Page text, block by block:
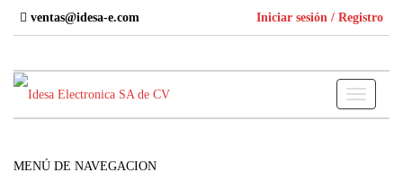
Skip
content
ventas@idesa-e.com Iniciar sesión / Registro
Toggle
MENÚ DE NAVEGACION